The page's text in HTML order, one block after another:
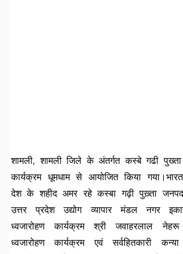
शामली, शामली जिले के अंतर्गत कस्बे गढी
कार्यक्रम धूमधाम से आयोजित किया
देश के शहीद अमर रहे कस्बा गढ़ी पुख़्ता जनपद
उत्तर प्रदेश उद्योग व्यापार मंडल नगर
ध्वजारोहण कार्यक्रम श्री जवाहरलाल
ध्वजारोहण कार्यक्रम एवं सर्वहितकारी